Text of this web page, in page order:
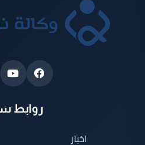
روابط
اخبار